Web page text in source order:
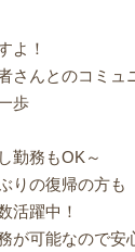
よ！
さんとのコミュ
歩
勤務もOK～
りの復帰の方も
活躍中！
が可能なので安